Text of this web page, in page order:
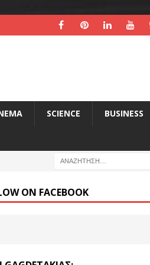
SCIENCE BUSINESS
ON FACEBOOK